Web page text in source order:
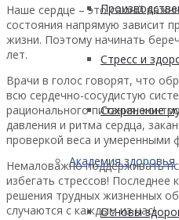
Стресс и
Сохранение
Академия здоровья
Основы
Наше сердце – это самый
состояния напрямую зависит
жизни. Поэтому начинать
лет.
Врачи в голос говорят, что
всю сердечно-сосудистую
рационального питания,
давления и ритма сердца,
проверкой веса и умеренными
Немаловажно поддерживать
избегать стрессов! Последнее
решения трудных жизненных
случаются с каждым из нас!